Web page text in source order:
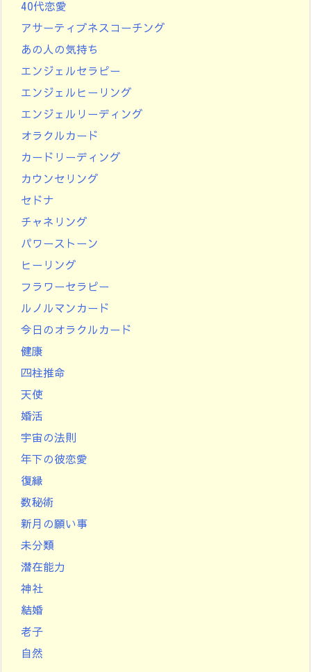
40代恋愛
アサーティブネスコーチング
あの人の気持ち
エンジェルセラピー
エンジェルヒーリング
エンジェルリーディング
オラクルカード
カードリーディング
カウンセリング
セドナ
チャネリング
パワーストーン
ヒーリング
フラワーセラピー
ルノルマンカード
今日のオラクルカード
健康
四柱推命
天使
婚活
宇宙の法則
年下の彼恋愛
復縁
数秘術
新月の願い事
未分類
潜在能力
神社
結婚
老子
自然